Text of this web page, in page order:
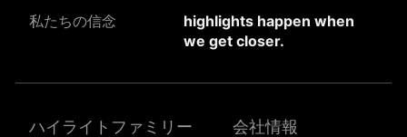
私たちの信念
highlights happen when
we get closer.
ハイライトファミリー 会社情報